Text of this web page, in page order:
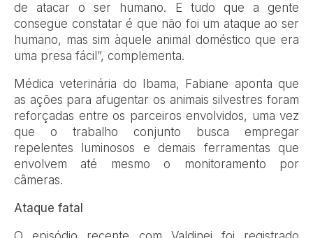
de atacar o ser humano. E tudo que a gente
consegue constatar é que não foi um ataque ao ser
humano, mas sim àquele animal doméstico que era
uma presa fácil”, complementa.
Médica veterinária do Ibama, Fabiane aponta que
as ações para afugentar os animais silvestres foram
reforçadas entre os parceiros envolvidos, uma vez
que o trabalho conjunto busca empregar
repelentes luminosos e demais ferramentas que
envolvem até mesmo o monitoramento por
câmeras.
Ataque fatal